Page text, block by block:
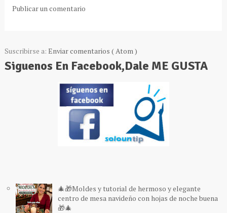
Publicar un comentario
Suscribirse a: Enviar comentarios ( Atom )
Siguenos En Facebook,Dale ME GUSTA
🎄🎁Moldes y tutorial de hermoso y elegante
centro de mesa navideño con hojas de noche buena
🎁🎄